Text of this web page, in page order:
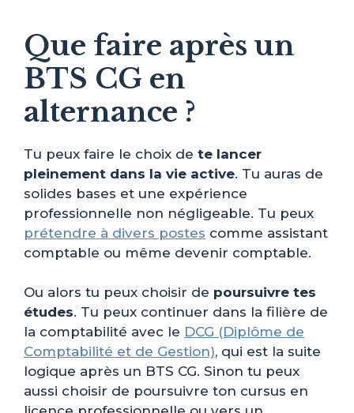
Que faire après un
BTS CG en
alternance ?
Tu peux faire le choix de te lancer
pleinement dans la vie active. Tu auras de
solides bases et une expérience
professionnelle non négligeable. Tu peux
prétendre à divers postes comme assistant
comptable ou même devenir comptable.
Ou alors tu peux choisir de poursuivre tes
études. Tu peux continuer dans la filière de
la comptabilité avec le DCG (Diplôme de
Comptabilité et de Gestion), qui est la suite
logique après un BTS CG. Sinon tu peux
aussi choisir de poursuivre ton cursus en